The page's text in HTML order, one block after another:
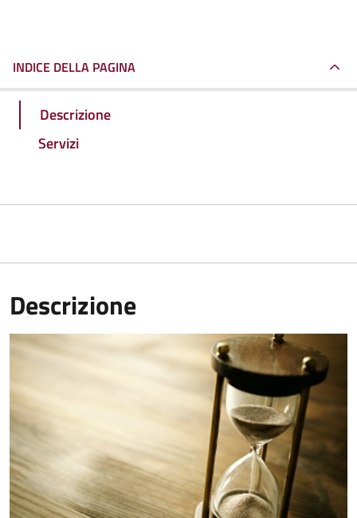
INDICE DELLA PAGINA
Descrizione
Servizi
Descrizione